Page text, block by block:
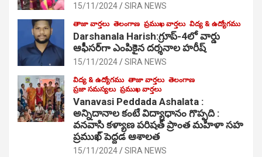
15/11/2024 SIRA NEWS
తాజా వార్తలు తెలంగాణ ప్రముఖ వార్తలు విద్య & ఉద్యోగము
Darshanala Harish:గ్రూప్-4లో వార్డు
ఆఫీసర్‌గా ఎంపికైన దర్శనాల హరీష్
15/11/2024 SIRA NEWS
విద్య & ఉద్యోగము తాజా వార్తలు తెలంగాణ
ప్రజా సమస్యలు ప్రముఖ వార్తలు
Vanavasi Peddada Ashalata :
అన్నిదానాల కంటే విద్యాధానం గొప్పది :
వనవాసి కళ్యాణ పరిషత్ ప్రాంత మహిళా సహ
ప్రముఖ్ పెద్దడ ఆశాలత
15/11/2024 SIRA NEWS